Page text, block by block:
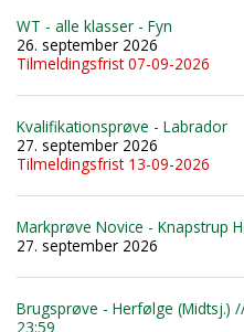
WT - alle klasser - Fyn
26. september 2026
Tilmeldingsfrist 07-09-2026
Kvalifikationsprøve - Labrador
27. september 2026
Tilmeldingsfrist 13-09-2026
Markprøve Novice - Knapstrup
27. september 2026
Brugsprøve - Herfølge (Midtsj.)
23:59